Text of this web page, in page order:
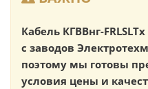
Кабель КГВВнг-
с заводов
поэтому мы готовы
условия цены и